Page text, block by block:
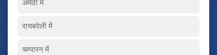
अमेठी में
रायबरेली में
चम्पारन में